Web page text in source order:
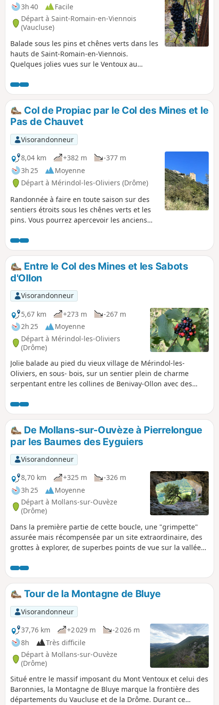
3h 40
Facile
Départ à Saint-Romain-en-Viennois
(Vaucluse)
Balade sous les pins et chênes verts dans les
hauts de Saint-Romain-en-Viennois.
Quelques jolies vues sur le Ventoux au
routes forestières, la promenade souvent
ombragée est des plus agréables.
Col de Propiac par le Col des Mines et le
Pas de Chauvet
Visorandonneur
8,04 km
+382 m
-377 m
3h 25
Moyenne
Départ à Mérindol-les-Oliviers (Drôme)
Randonnée à faire en toute saison sur des
sentiers étroits sous les chênes verts et les
pins. Vous pourrez apercevoir les anciens
Française" maintenant oubliée, ainsi que les
premiers reliefs de la Drôme provençale.
Observez bien oliviers et grenadiers sur
votre route au-dessus de Benivay-Ollon.
Entre le Col des Mines et les Sabots
d'Ollon
Visorandonneur
5,67 km
+273 m
-267 m
2h 25
Moyenne
Départ à Mérindol-les-Oliviers
(Drôme)
Jolie balade au pied du vieux village de Mérindol-les-
Oliviers, en sous- bois, sur un sentier plein de charme
serpentant entre les collines de Benivay-Ollon avec des
De Mollans-sur-Ouvèze à Pierrelongue
par les Baumes des Eyguiers
Visorandonneur
8,70 km
+325 m
-326 m
3h 25
Moyenne
Départ à Mollans-sur-Ouvèze
(Drôme)
Dans la première partie de cette boucle, une "grimpette"
assurée mais récompensée par un site extraordinaire, des
grottes à explorer, de superbes points de vue sur la vallée
visiter deux villages pittoresques et de longer l'Ouvèze,
avec toujours en surplomb, telles des sentinelles, les
spectaculaires Baumes des Eyguiers.
Tour de la Montagne de Bluye
Visorandonneur
37,76 km
+2 029 m
-2 026 m
8h
Très difficile
Départ à Mollans-sur-Ouvèze
(Drôme)
Situé entre le massif imposant du Mont Ventoux et celui des
Baronnies, la Montagne de Bluye marque la frontière des
départements du Vaucluse et de la Drôme. Durant ce